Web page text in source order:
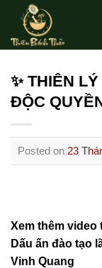
content
✨ THIÊN
ĐỘC
Posted on 23
Xem thêm video
Dấu ấn đào tạo
Vinh Quang